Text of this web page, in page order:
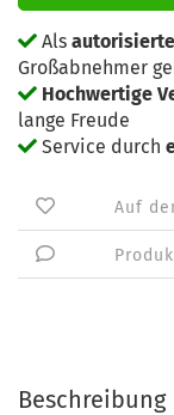
Als
Großabnehmer
Hochwertige
lange Freude
Service durch
Auf
Beschreibung